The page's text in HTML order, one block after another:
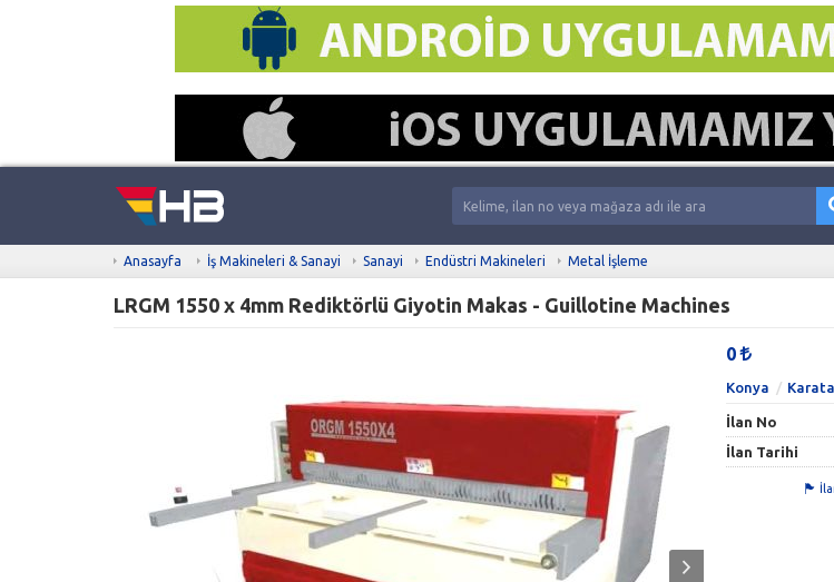
Anasayfa İş Makineleri & Sanayi Sanayi Endüstri Makineleri Metal İşleme
LRGM 1550 x 4mm Rediktörlü Giyotin Makas - Guillotine Machines
0
Konya
İlan No
İlan Tarihi